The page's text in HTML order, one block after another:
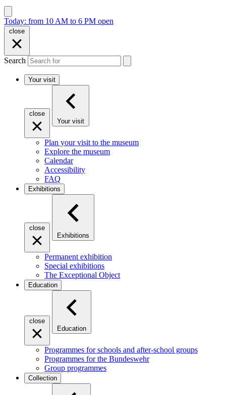
Today: from 10 AM to 6 PM open
close
Search
Your visit
close
Your visit
Plan your visit to the museum
Explore the museum
Calendar
Accessibility
FAQ
Exhibitions
close
Exhibitions
Permanent exhibition
Special exhibitions
The Exceptional Object
Education
close
Education
Programmes for schools and after-school groups
Programmes for the Bundeswehr
Group programmes
Collection